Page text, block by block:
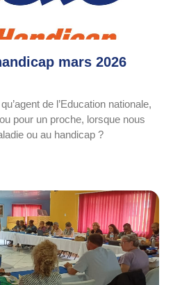
mars 2026
de l’Education nationale,
pour un proche, lorsque nous
ou au handicap ?